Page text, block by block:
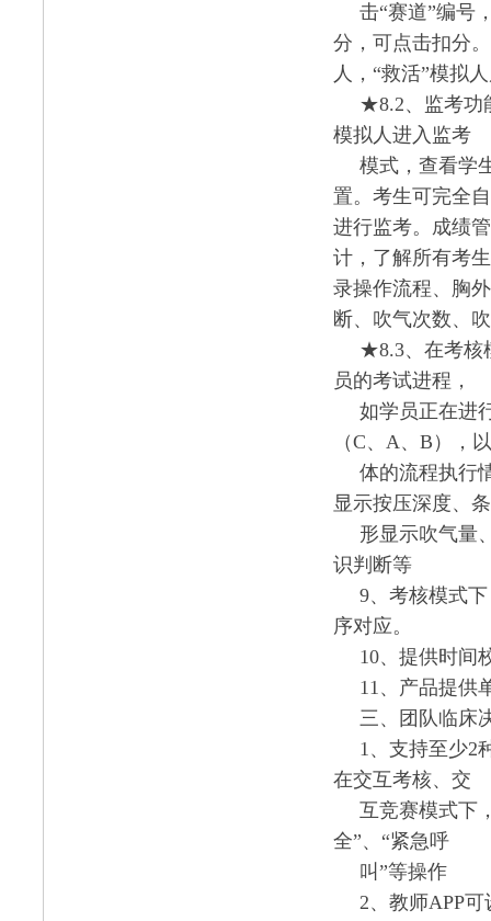
击“赛道”编号
分，可点击扣分
人，“救活”模拟
★8.2、监考功
模拟人进入监考
模式，查看学
置。考生可完全
进行监考。成绩
计，了解所有考
录操作流程、胸
断、吹气次数、
★8.3、在考核
员的考试进程，
如学员正在进
（C、A、B），
体的流程执行
显示按压深度、条
形显示吹气量
识判断等
9、考核模式
序对应。
10、提供时间
11、产品提供
三、团队临床
1、支持至少2
在交互考核、交
互竞赛模式下
全”、“紧急呼
叫 ”等操作
2、教师APP